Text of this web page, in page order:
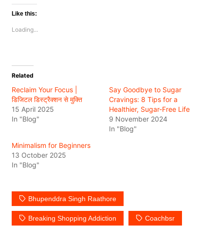
Like this:
Loading...
Related
Reclaim Your Focus |
डिजिटल डिस्ट्रैक्शन से मुक्ति
15 April 2025
In "Blog"
Say Goodbye to Sugar
Cravings: 8 Tips for a
Healthier, Sugar-Free Life
9 November 2024
In "Blog"
Minimalism for Beginners
13 October 2025
In "Blog"
Bhupenddra Singh Raathore
Breaking Shopping Addiction Coachbsr